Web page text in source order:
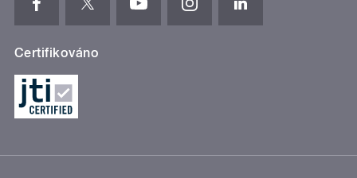
Certifikováno